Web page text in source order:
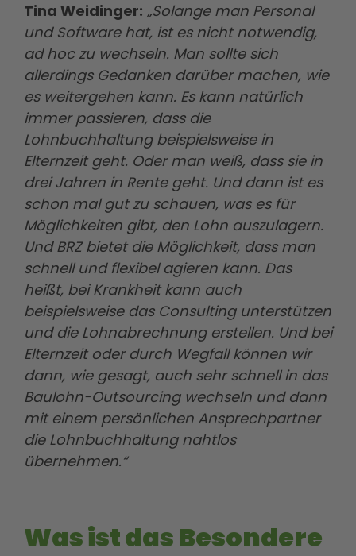
Tina Weidinger: „Solange man Personal
und Software hat, ist es nicht notwendig,
ad hoc zu wechseln. Man sollte sich
allerdings Gedanken darüber machen, wie
es weitergehen kann. Es kann natürlich
immer passieren, dass die
Lohnbuchhaltung beispielsweise in
Elternzeit geht. Oder man weiß, dass sie in
drei Jahren in Rente geht. Und dann ist es
schon mal gut zu schauen, was es für
Möglichkeiten gibt, den Lohn auszulagern.
Und BRZ bietet die Möglichkeit, dass man
schnell und flexibel agieren kann. Das
heißt, bei Krankheit kann auch
beispielsweise das Consulting unterstützen
und die Lohnabrechnung erstellen. Und bei
Elternzeit oder durch Wegfall können wir
dann, wie gesagt, auch sehr schnell in das
Baulohn-Outsourcing wechseln und dann
mit einem persönlichen Ansprechpartner
die Lohnbuchhaltung nahtlos
übernehmen.“
Was ist das Besondere